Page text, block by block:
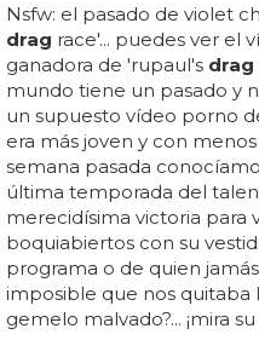
Nsfw: el pasado de violet
drag race'... puedes ver el
ganadora de 'rupaul's drag
mundo tiene un pasado y
un supuesto vídeo porno
era más joven y con
semana pasada
última temporada del
merecidísima victoria para
boquiabiertos con su
programa o de quien
imposible que nos quitaba
gemelo malvado?... ¡mira